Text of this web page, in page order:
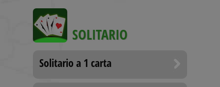
SOLITARIO
Solitario a 1 carta